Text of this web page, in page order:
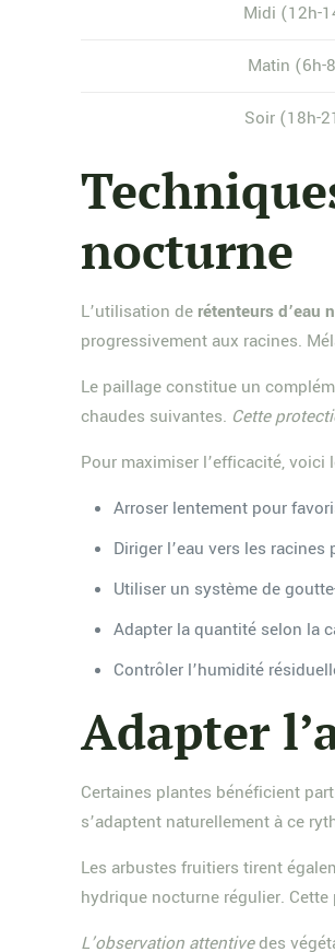
Midi (12h-
Matin (6h-
Soir (18h-
nocturne
L’utilisation de rétenteurs d’eau
progressivement aux racines.
Le paillage constitue un
chaudes suivantes. Cette
Pour maximiser l’efficacité, voici
Arroser lentement pour
Diriger l’eau vers les
Utiliser un système de
Adapter la quantité selon la
Contrôler l’humidité
Adapter
Certaines plantes bénéficient
s’adaptent naturellement à ce
Les arbustes fruitiers tirent
hydrique nocturne régulier.
L’observation attentivedes